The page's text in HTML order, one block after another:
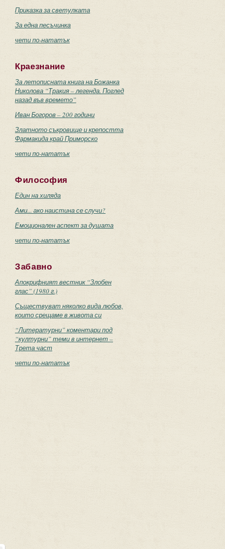
Приказка за светулката
За една песъчинка
чети по-нататък
Краезнание
За летописната книга на Божанка
Николова “Тракия – легенда. Поглед
назад във времето”
Иван Богоров – 200 години
Златното съкровище и крепостта
Фармакида край Приморско
чети по-нататък
Философия
Един на хиляда
Ами... ако наистина се случи?
Емоционален аспект за душата
чети по-нататък
Забавно
Апокрифният вестник “Злобен
глас” (1980 г.)
Съществуват няколко вида любов,
които срещаме в живота си
“Литературни” коментари под
“културни” теми в интернет –
Трета част
чети по-нататък